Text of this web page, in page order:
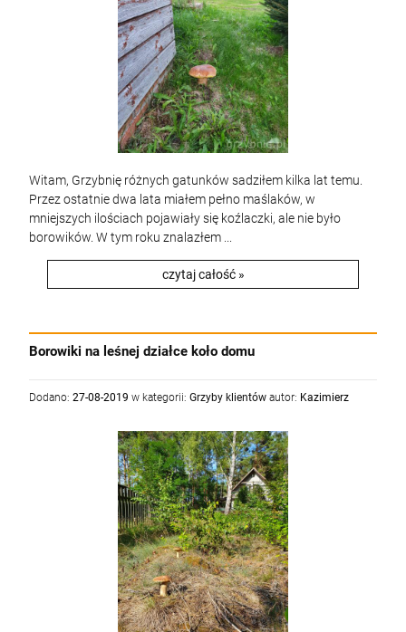
Witam, Grzybnię różnych gatunków sadziłem kilka lat temu.
Przez ostatnie dwa lata miałem pełno maślaków, w
mniejszych ilościach pojawiały się koźlaczki, ale nie było
borowików. W tym roku znalazłem ...
czytaj całość »
Borowiki na leśnej działce koło domu
Dodano: 27-08-2019 w kategorii: Grzyby klientów autor: Kazimierz